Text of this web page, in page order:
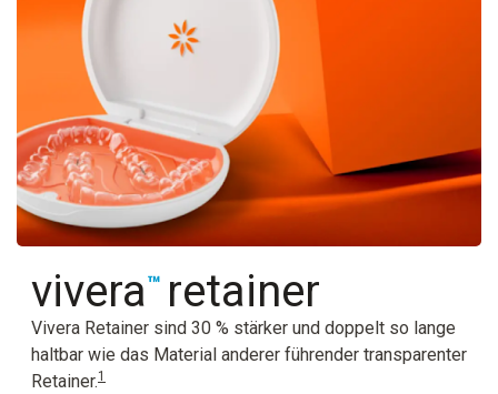
vivera™ retainer
Vivera Retainer sind 30 % stärker und doppelt so lange
haltbar wie das Material anderer führender transparenter
Retainer.1